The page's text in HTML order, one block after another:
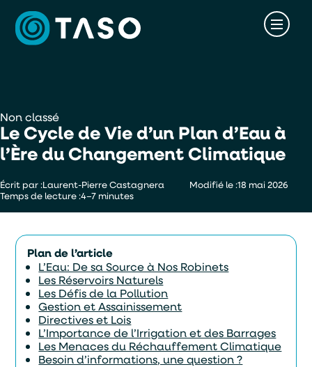
Non classé
Le Cycle de Vie d’un Plan d’Eau à
l’Ère du Changement Climatique
Écrit par :Laurent-Pierre Castagnera Modifié le :18 mai 2026
Temps de lecture :4–7 minutes
Plan de l’article
L’Eau: De sa Source à Nos Robinets
Les Réservoirs Naturels
Les Défis de la Pollution
Gestion et Assainissement
Directives et Lois
L’Importance de l’Irrigation et des Barrages
Les Menaces du Réchauffement Climatique
Besoin d’informations, une question ?